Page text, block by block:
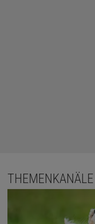
THEMENKANÄLE